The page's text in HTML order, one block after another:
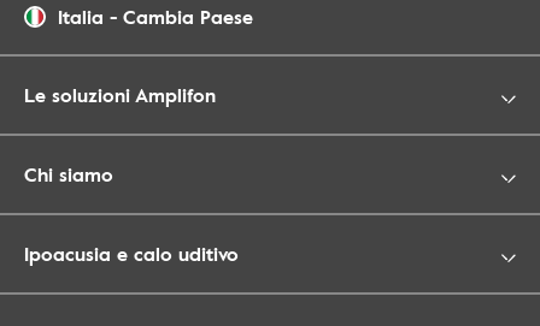
Italia - Cambia Paese
Le soluzioni Amplifon
Chi siamo
Ipoacusia e calo uditivo